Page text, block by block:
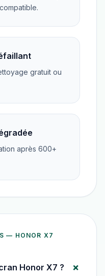
gratuit ou
après 600+
— HONOR X7
Honor X7 ? +